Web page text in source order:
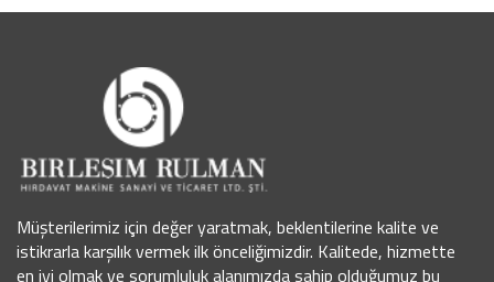
Müşterilerimiz için değer yaratmak, beklentilerine kalite ve
istikrarla karşılık vermek ilk önceliğimizdir. Kalitede, hizmette
en iyi olmak ve sorumluluk alanımızda sahip olduğumuz bu